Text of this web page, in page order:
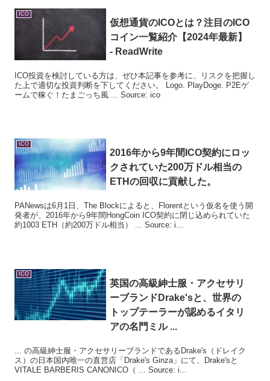
ICO
仮想通貨の ICOとは？注目の ICO
コイン一覧紹介【2024年最新】
- ReadWrite
ICO投資を検討している方は、ぜひ本記事を参考に、リスクを把握し
た上で適切な投資判断を下してください。 Logo. PlayDoge. P2Eゲ
ームで稼ぐ！たまごっち風 ... Source: ico
ICO
2016年から9年間 ICO契約にロッ
クされていた200万ドル相当の
ETHの回収に貢献した。
PANewsは6月1日、The Blockによると、Florentという仮名を使う開
発者が、2016年から9年間HongCoin ICO契約に閉じ込められていた
約1003 ETH（約200万ドル相当） ... Source: i...
ICO
英国の高級紳士服・アクセサリ
ーブランドDrake'sと、世界の
トップテーラーが認めるイタリ
アの名門ミル ...
... の高級紳士服・アクセサリーブランドであるDrake's（ドレイク
ス）の日本国内唯一の直営店「Drake's Ginza」にて、Drake'sと
VITALE BARBERIS CANONICO（ ... Source: i...